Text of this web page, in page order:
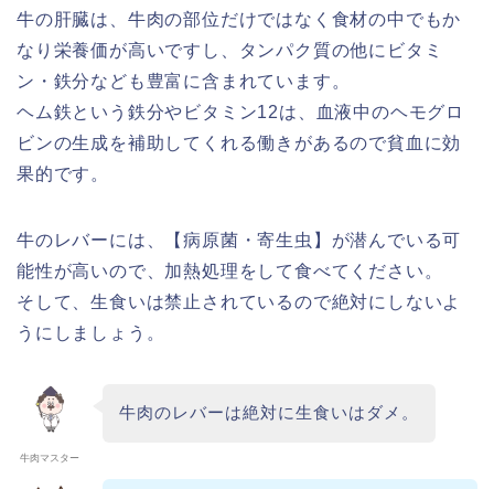
牛の肝臓は、牛肉の部位だけではなく食材の中でもか
なり栄養価が高いですし、タンパク質の他にビタミ
ン・鉄分なども豊富に含まれています。
ヘム鉄という鉄分やビタミン12は、血液中のヘモグロ
ビンの生成を補助してくれる働きがあるので貧血に効
果的です。
牛のレバーには、【病原菌・寄生虫】が潜んでいる可
能性が高いので、加熱処理をして食べてください。
そして、生食いは禁止されているので絶対にしないよ
うにしましょう。
牛肉マスター
牛肉のレバーは絶対に生食いはダメ。